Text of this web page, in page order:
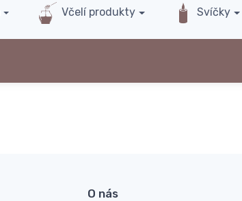
Včelí produkty Svíčky
O nás